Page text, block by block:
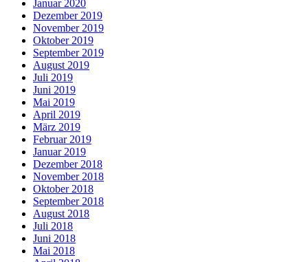
Januar 2020
Dezember 2019
November 2019
Oktober 2019
September 2019
August 2019
Juli 2019
Juni 2019
Mai 2019
April 2019
März 2019
Februar 2019
Januar 2019
Dezember 2018
November 2018
Oktober 2018
September 2018
August 2018
Juli 2018
Juni 2018
Mai 2018